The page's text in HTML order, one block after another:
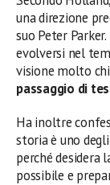
una direzione
suo Peter
evolversi nel
visione molto
passaggio di
Ha inoltre
storia è uno
perché desidera
possibile e